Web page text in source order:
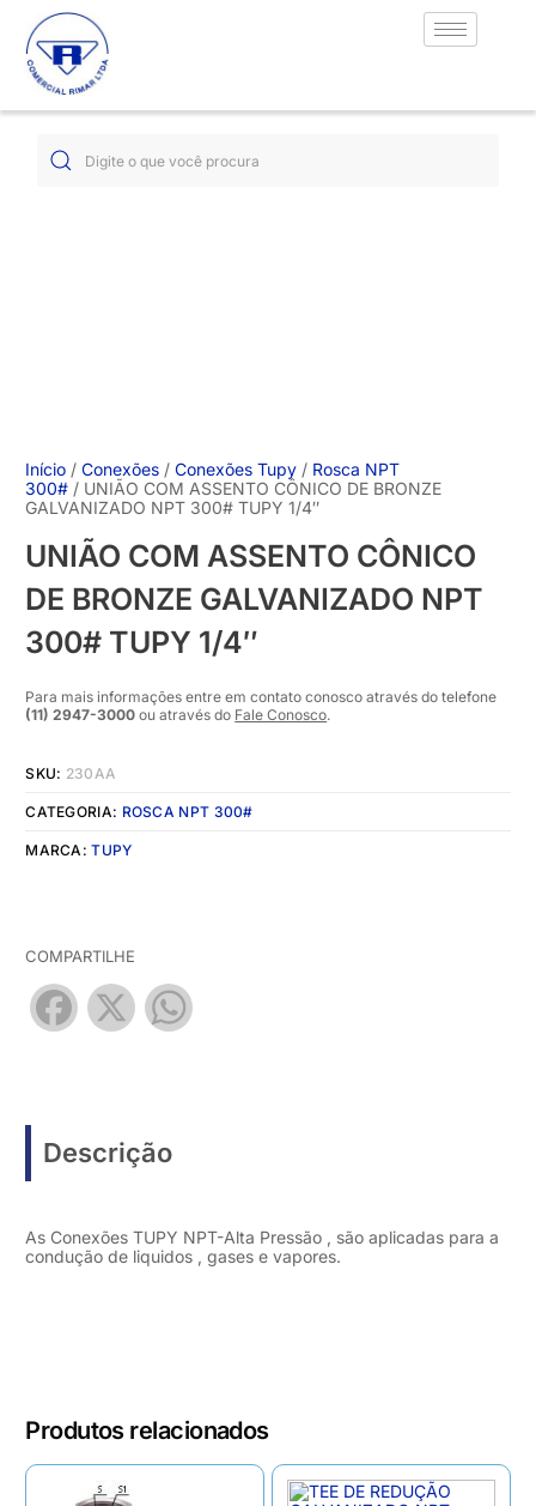
Início /Conexões /Conexões Tupy / Rosca NPT
300# / UNIÃO COM ASSENTO CÔNICO DE BRONZE
GALVANIZADO NPT 300# TUPY 1/4″
UNIÃO COM ASSENTO CÔNICO
DE BRONZE GALVANIZADO NPT
300# TUPY 1/4″
Para mais informações entre em contato conosco através do telefone
(11) 2947-3000 ou através do Fale Conosco.
SKU: 230AA
CATEGORIA: ROSCA NPT 300#
MARCA:TUPY
COMPARTILHE
Facebook
X
Descrição
As Conexões TUPY NPT-Alta Pressão , são aplicadas para a
condução de liquidos , gases e vapores.
Produtos relacionados